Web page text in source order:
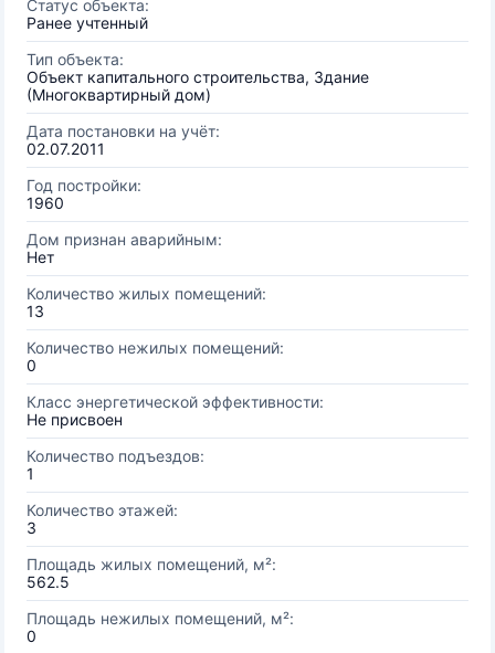
Статус объекта:
Ранее учтенный
Тип объекта:
Объект капитального строительства, Здание
(Многоквартирный дом)
Дата постановки на учёт:
02.07.2011
Год постройки:
1960
Дом признан аварийным:
Нет
Количество жилых помещений:
13
Количество нежилых помещений:
0
Класс энергетической эффективности:
Не присвоен
Количество подъездов:
1
Количество этажей:
3
Площадь жилых помещений, м²:
562.5
Площадь нежилых помещений, м²:
0